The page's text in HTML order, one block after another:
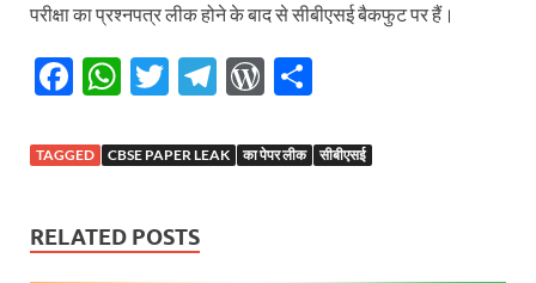
परीक्षा का प्रश्नपत्र लीक होने के बाद से सीबीएसई बैकफुट पर हैं।
F
e
o
o
W
at
A
p
T
itt
T
e
W
d ar
TAGGED CBSE PAPER LEAK का पेपर लीक सीबीएसई
RELATED POSTS